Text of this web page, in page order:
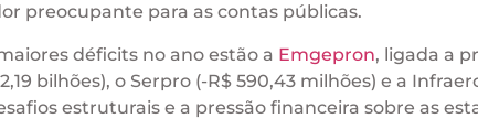
preocupante para as contas públicas.
déficits no ano estão a Emgepron, ligada a
bilhões), o Serpro (-R$ 590,43 milhões) e a
estruturais e a pressão financeira sobre as